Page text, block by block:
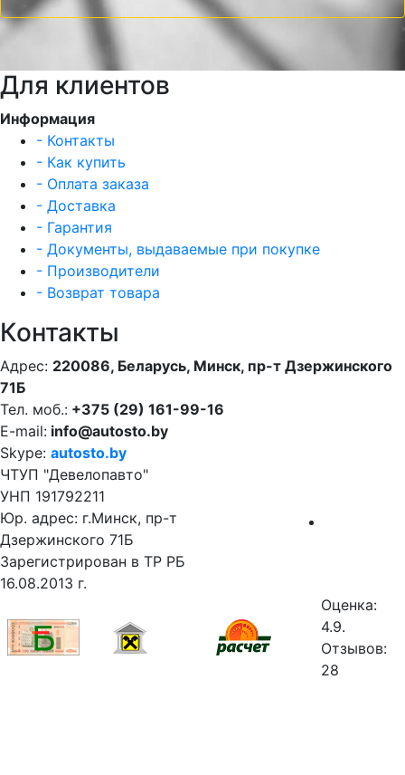
Для клиентов
Информация
- Контакты
- Как купить
- Оплата заказа
- Доставка
- Гарантия
- Документы, выдаваемые при покупке
- Производители
- Возврат товара
Контакты
Адрес: 220086, Беларусь, Минск, пр-т Дзержинского
71Б
Тел. моб.: +375 (29) 161-99-16
E-mail: info@autosto.by
Skype: autosto.by
ЧТУП "Девелопавто"
УНП 191792211
Юр. адрес: г.Минск, пр-т
Дзержинского 71Б
Зарегистрирован в ТР РБ
16.08.2013 г.
Оценка:
4.9.
Отзывов:
28